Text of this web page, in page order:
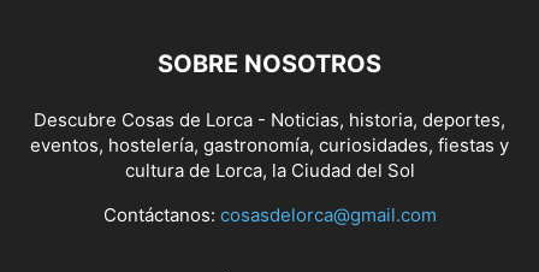
SOBRE NOSOTROS
Descubre Cosas de Lorca - Noticias, historia, deportes,
eventos, hostelería, gastronomía, curiosidades, fiestas y
cultura de Lorca, la Ciudad del Sol
Contáctanos: cosasdelorca@gmail.com